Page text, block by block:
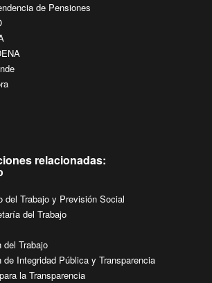
de Pensiones
relacionadas:
del Trabajo y Previsión Social
del Trabajo
del Trabajo
de Integridad Pública y Transparencia
la Transparencia